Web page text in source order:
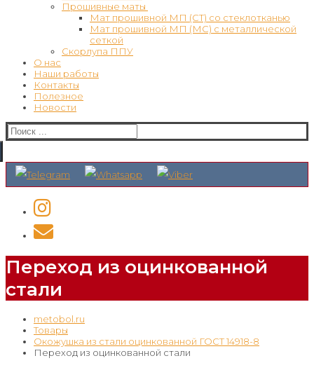
Прошивные маты
Мат прошивной МП (СТ) со стеклотканью
Мат прошивной МП (МС) с металлической
сеткой
Скорлупа ППУ
О нас
Наши работы
Контакты
Полезное
Новости
Искать:
Переход из оцинкованной
стали
metobol.ru
Товары
Окожушка из стали оцинкованной ГОСТ 14918-8
Переход из оцинкованной стали